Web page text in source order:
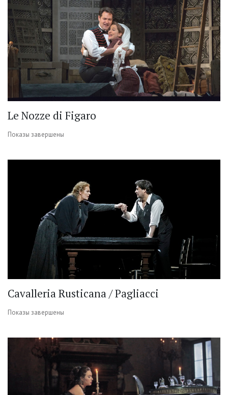
Le Nozze di Figaro
Показы завершены
Cavalleria Rusticana / Pagliacci
Показы завершены